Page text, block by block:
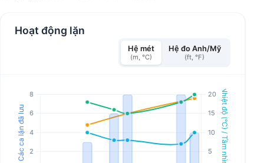
Hoạt động lặn
Hệ mét
(m, °C)
Hệ đo Anh/Mỹ
(ft, °F)